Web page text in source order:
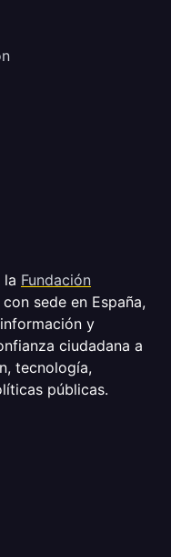
la Fundación
sede en España,
y
ciudadana a
tecnología,
públicas.